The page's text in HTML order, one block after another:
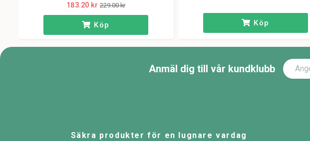
183.20 kr 229.00 kr
Köp Köp
Anmäl dig till vår kundklubb
Säkra produkter för en lugnare vardag